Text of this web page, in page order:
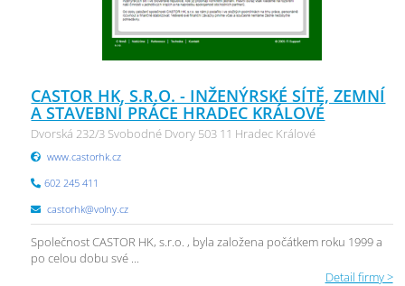
CASTOR HK, S.R.O. - INŽENÝRSKÉ SÍTĚ, ZEMNÍ
A STAVEBNÍ PRÁCE HRADEC KRÁLOVÉ
Dvorská 232/3 Svobodné Dvory 503 11 Hradec Králové
www.castorhk.cz
602 245 411
castorhk@volny.cz
Společnost CASTOR HK, s.r.o. , byla založena počátkem roku 1999 a
po celou dobu své ...
Detail firmy >